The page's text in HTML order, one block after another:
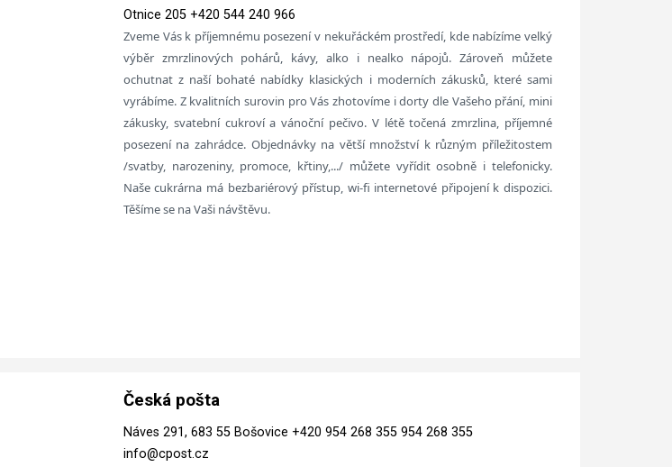
Otnice 205 +420 544 240 966
Zveme Vás k příjemnému posezení v nekuřáckém prostředí, kde nabízíme velký
výběr zmrzlinových pohárů, kávy, alko i nealko nápojů. Zároveň můžete
ochutnat z naší bohaté nabídky klasických i moderních zákusků, které sami
vyrábíme. Z kvalitních surovin pro Vás zhotovíme i dorty dle Vašeho přání, mini
zákusky, svatební cukroví a vánoční pečivo. V létě točená zmrzlina, příjemné
posezení na zahrádce. Objednávky na větší množství k různým příležitostem
/svatby, narozeniny, promoce, křtiny,.../ můžete vyřídit osobně i telefonicky.
Naše cukrárna má bezbariérový přístup, wi-fi internetové připojení k dispozici.
Těšíme se na Vaši návštěvu.
Česká pošta
Náves 291, 683 55 Bošovice +420 954 268 355 954 268 355
info@cpost.cz